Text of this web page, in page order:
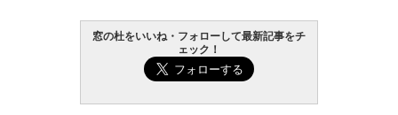
出す プロンプトの言葉 AI画像生成シリー
ズ (はぴーイラストLabo)
￥480
Amazon Kindle - 目に優しい、かさばら
ない、大きな画面で読みやすい、6週間持
続バッテリー、6インチディスプレイ電子
書籍リーダー、ブラック、16GB、広告な
窓の杜をいいね・フォローして最新記事をチ
ェック！